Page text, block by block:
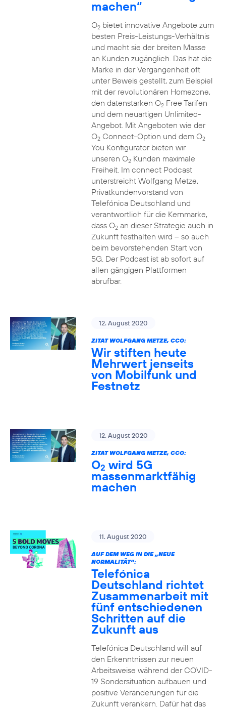
machen“
O2bietet innovative Angebote zum
besten Preis-Leistungs-Verhältnis
und macht sie der breiten Masse
an Kunden zugänglich. Das hat die
Marke in der Vergangenheit oft
unter Beweis gestellt, zum Beispiel
mit der revolutionären Homezone,
den datenstarken O2Free Tarifen
und dem neuartigen Unlimited-
Angebot. Mit Angeboten wie der
O2Connect-Option und dem O2
You Konfigurator bieten wir
unseren O2Kunden maximale
Freiheit. Im connect Podcast
unterstreicht Wolfgang Metze,
Privatkundenvorstand von
Telefónica Deutschland und
verantwortlich für die Kernmarke,
dass O2an dieser Strategie auch in
Zukunft festhalten wird – so auch
beim bevorstehenden Start von
5G. Der Podcast ist ab sofort auf
allen gängigen Plattformen
abrufbar.
12. August 2020
ZITAT WOLFGANG METZE, CCO:
Wir stiften heute
Mehrwert jenseits
von Mobilfunk und
Festnetz
12. August 2020
ZITAT WOLFGANG METZE, CCO:
O2 wird 5G
massenmarktfähig
machen
11. August 2020
AUF DEM WEG IN DIE „NEUE
NORMALITÄT“:
Telefónica
Deutschland richtet
Zusammenarbeit mit
fünf entschiedenen
Schritten auf die
Zukunft aus
Telefónica Deutschland will auf
den Erkenntnissen zur neuen
Arbeitsweise während der COVID-
19 Sondersituation aufbauen und
positive Veränderungen für die
Zukunft verankern. Dafür hat das